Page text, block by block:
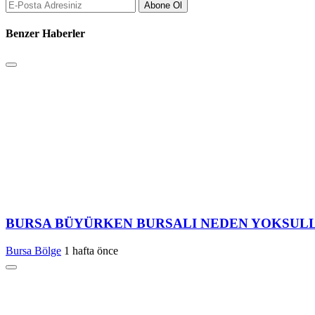
Abone Ol
Benzer Haberler
BURSA BÜYÜRKEN BURSALI NEDEN
Bursa Bölge 1 hafta önce